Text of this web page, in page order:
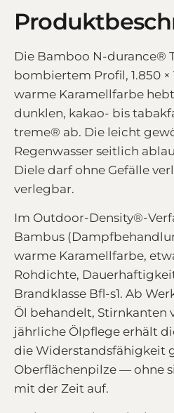
Die Bamboo N-durance®
bombiertem Profil, 1.850 ×
warme Karamellfarbe
dunklen, kakao- bis
treme® ab. Die leicht
Regenwasser seitlich
Diele darf ohne Gefälle
verlegbar.
Im Outdoor-Density®-
Bambus
warme Karamellfarbe,
Rohdichte,
Brandklasse Bfl-s1. Ab
Öl behandelt, Stirnkanten
jährliche Ölpflege erhält
die Widerstandsfähigkeit
Oberflächenpilze — ohne
mit der Zeit auf.